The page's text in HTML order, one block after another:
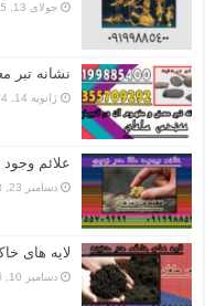
جولای 13, 2025
نشانه تبر
ژانویه 14, 2024
علائم
دسامبر 23, 2023
لایه های
دسامبر 10, 2023